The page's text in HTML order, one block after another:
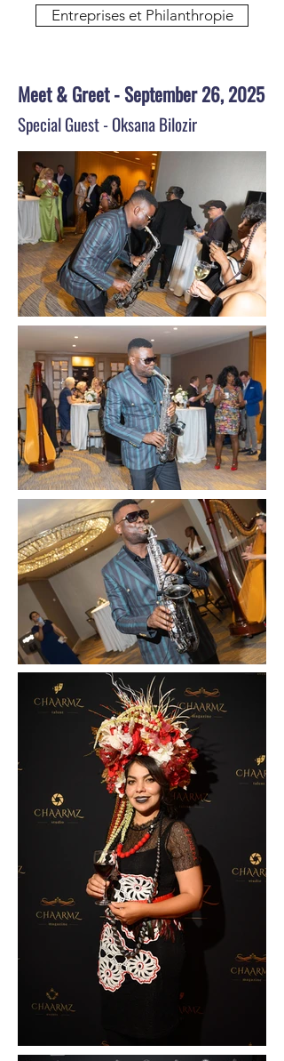
Entreprises et Philanthropie
Meet & Greet - September 26, 2025
Special Guest - Oksana Bilozir